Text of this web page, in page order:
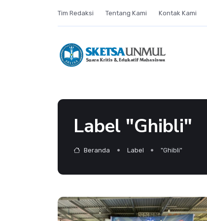
Tim Redaksi Tentang Kami Kontak Kami
Label "Ghibli"
Beranda Label "Ghibli"